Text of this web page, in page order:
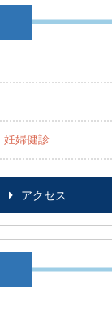
妊婦健診
アクセス